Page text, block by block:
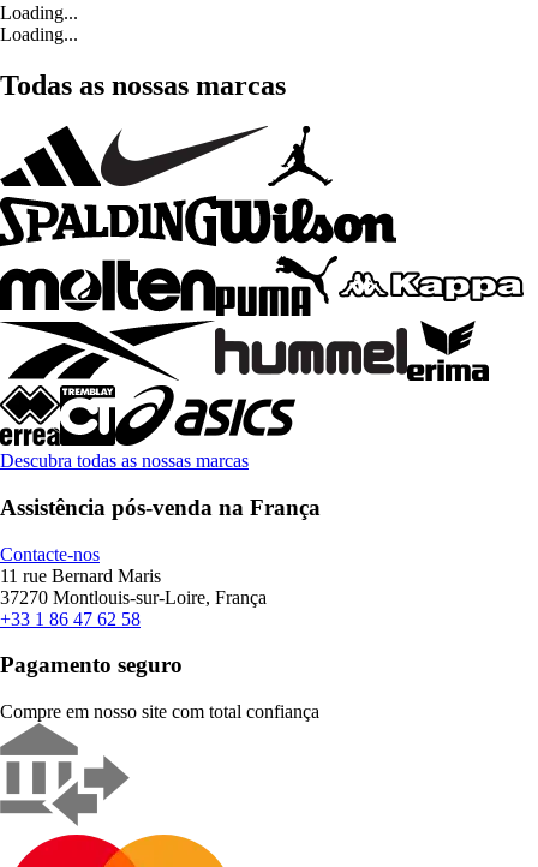
Loading...
Loading...
Todas as nossas marcas
Descubra todas as nossas marcas
Assistência pós-venda na França
Contacte-nos
11 rue Bernard Maris
37270 Montlouis-sur-Loire, França
+33 1 86 47 62 58
Pagamento seguro
Compre em nosso site com total confiança